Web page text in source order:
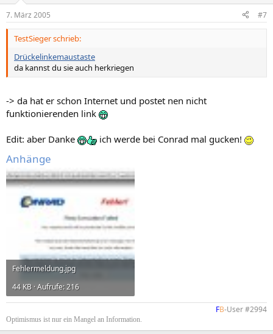
7. März 2005 #7
TestSieger schrieb:
Drückelinkemaustaste
da kannst du sie auch herkriegen
-> da hat er schon Internet und postet nen nicht
funktionierenden link
Edit: aber Danke ich werde bei Conrad mal gucken!
Anhänge
Fehlermeldung.jpg
44 KB · Aufrufe: 216
FB-User #2994​
Optimismus ist nur ein Mangel an Information.